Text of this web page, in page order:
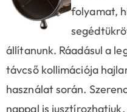
folyamat,
állítanunk. Ráadásul a
távcső kollimációja
használat során.
nappal is